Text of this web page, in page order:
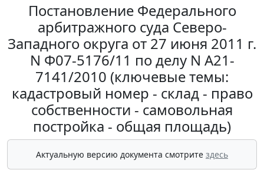
Постановление Федерального
арбитражного суда Северо-
Западного округа от 27 июня 2011 г.
N Ф07-5176/11 по делу N А21-
7141/2010 (ключевые темы:
кадастровый номер - склад - право
собственности - самовольная
постройка - общая площадь)
Актуальную версию документа смотрите здесь